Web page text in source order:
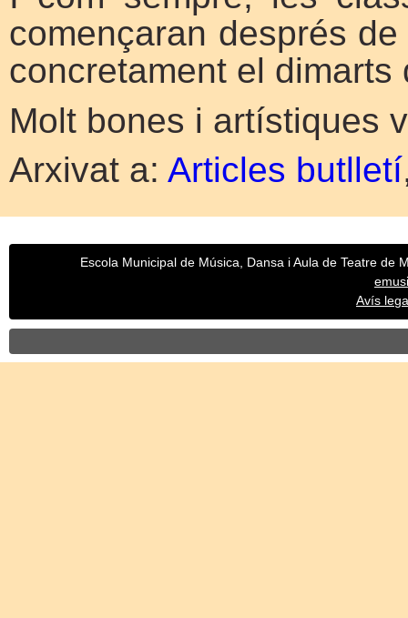
començaran després
concretament el
Molt bones i artístiques
Arxivat a: Articles butlletí
Escola Municipal de Música, Dansa i Aula de Teatre de
Avís